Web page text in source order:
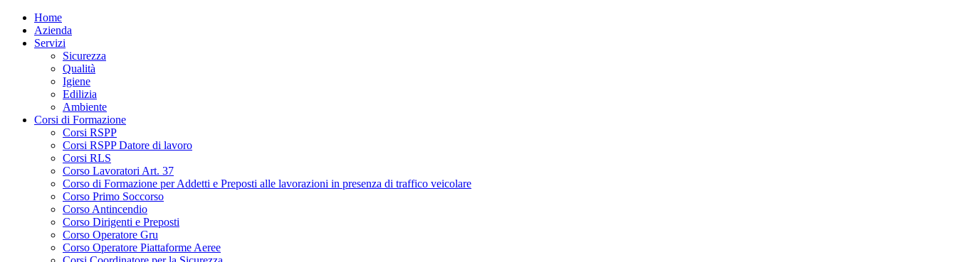
Home
Azienda
Servizi
Sicurezza
Qualità
Igiene
Edilizia
Ambiente
Corsi di Formazione
Corsi RSPP
Corsi RSPP Datore di lavoro
Corsi RLS
Corso Lavoratori Art. 37
Corso di Formazione per Addetti e Preposti alle lavorazioni in presenza di traffico veicolare
Corso Primo Soccorso
Corso Antincendio
Corso Dirigenti e Preposti
Corso Operatore Gru
Corso Operatore Piattaforme Aeree